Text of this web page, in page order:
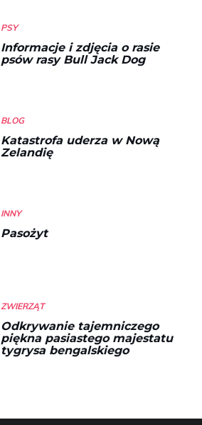
PSY
Informacje i zdjęcia o rasie
psów rasy Bull Jack Dog
BLOG
Katastrofa uderza w Nową
Zelandię
INNY
Pasożyt
ZWIERZĄT
Odkrywanie tajemniczego
piękna pasiastego majestatu
tygrysa bengalskiego